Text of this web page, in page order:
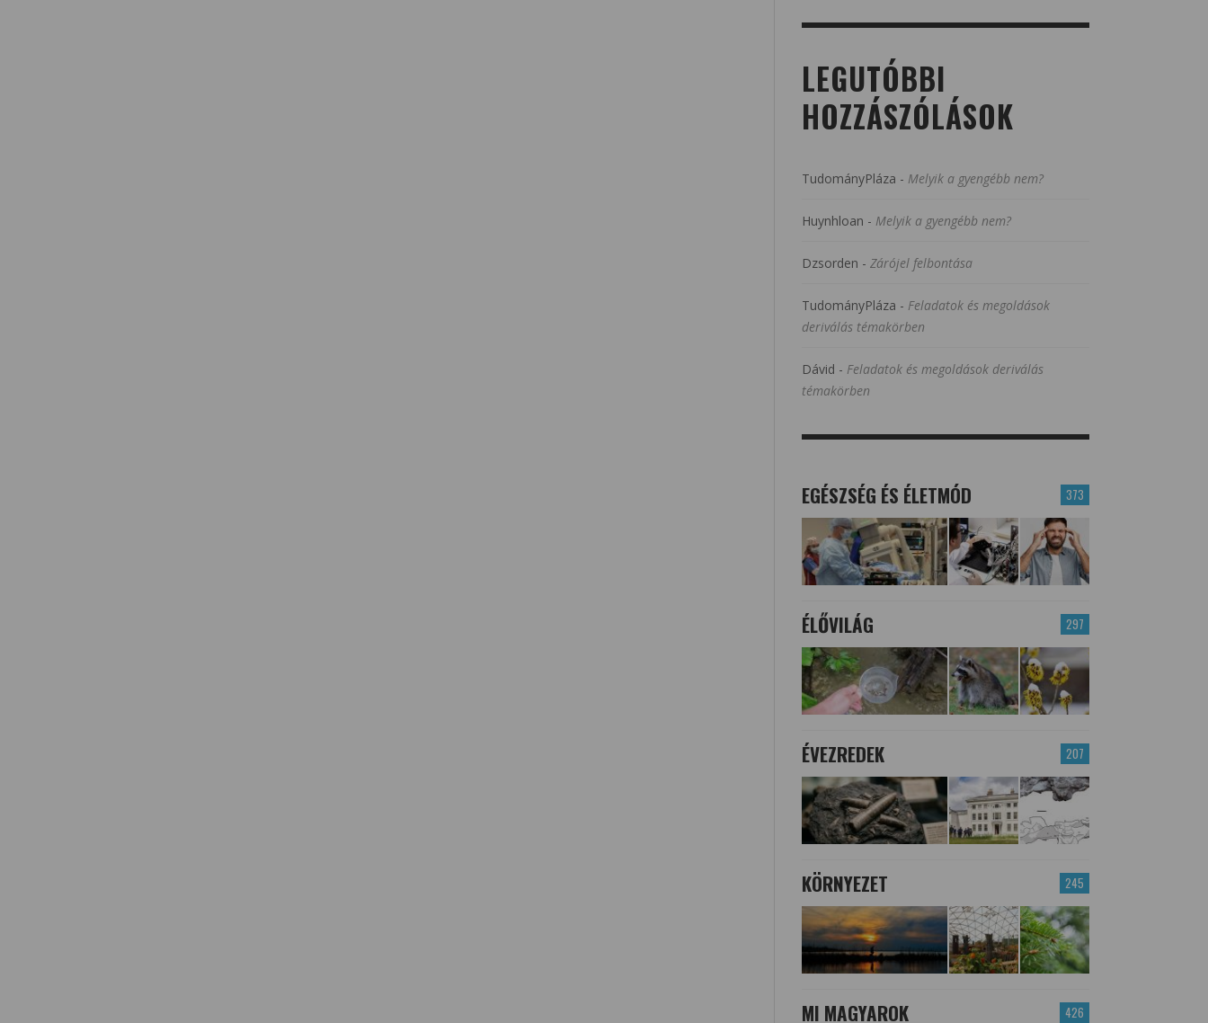
LEGUTÓBBI
HOZZÁSZÓLÁSOK
TudományPláza - Melyik a gyengébb nem?
Huynhloan - Melyik a gyengébb nem?
Dzsorden - Zárójel felbontása
TudományPláza - Feladatok és megoldások
deriválás témakörben
Dávid - Feladatok és megoldások deriválás
témakörben
373
EGÉSZSÉG ÉS ÉLETMÓD
297
ÉLŐVILÁG
207
ÉVEZREDEK
245
KÖRNYEZET
426
MI MAGYAROK